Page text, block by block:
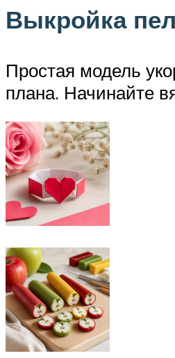
Выкройка
Простая модель
плана. Начинайте